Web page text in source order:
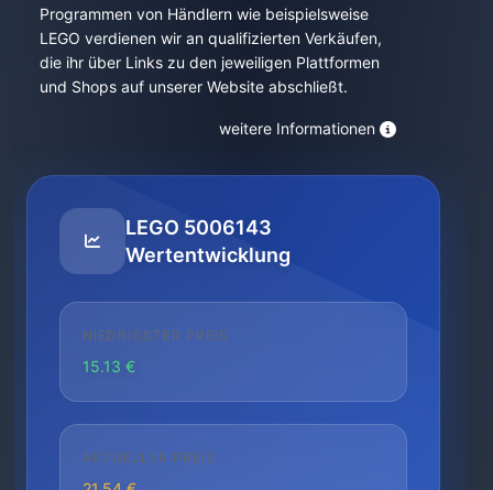
Programmen von Händlern wie beispielsweise
LEGO verdienen wir an qualifizierten Verkäufen,
die ihr über Links zu den jeweiligen Plattformen
und Shops auf unserer Website abschließt.
weitere Informationen
LEGO 5006143
Wertentwicklung
NIEDRIGSTER PREIS
15.13 €
AKTUELLER PREIS